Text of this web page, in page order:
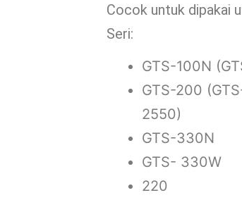
Cocok untuk dipakai
Seri:
GTS-100N
GTS-200
2550)
GTS-330N
GTS- 330W
220